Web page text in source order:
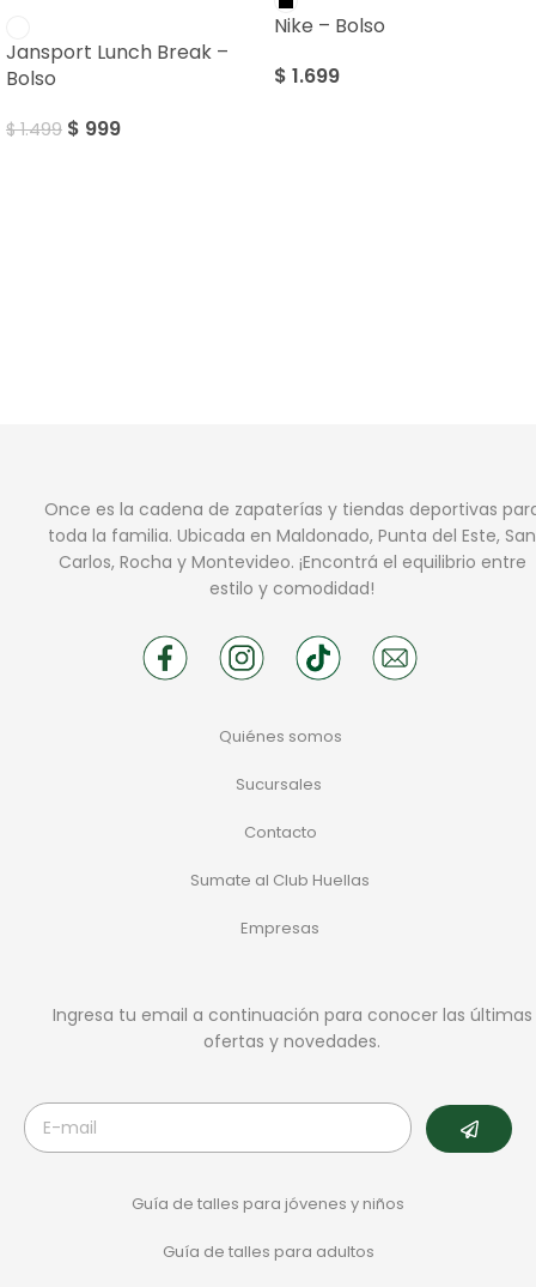
Jansport Lunch Break –
Bolso
$1.499 $ 999
Nike – Bolso
$ 1.699
Once es la cadena de zapaterías y tiendas deportivas
toda la familia. Ubicada en Maldonado, Punta del Este, San
Carlos, Rocha y Montevideo. ¡Encontrá el equilibrio entre
estilo y comodidad!
Quiénes somos
Sucursales
Contacto
Sumate al Club Huellas
Empresas
Ingresa tu email a continuación para conocer las últimas
ofertas y novedades.
Guía de talles para jóvenes y niños
Guía de talles para adultos